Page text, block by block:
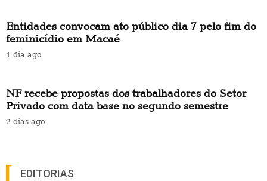
Entidades convocam ato público dia 7 pelo fim do
feminicídio em Macaé
1 dia ago
NF recebe propostas dos trabalhadores do Setor
Privado com data base no segundo semestre
2 dias ago
EDITORIAS